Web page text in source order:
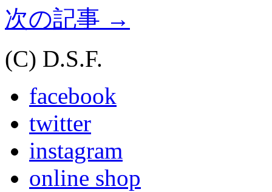
次の記事 →
(C) D.S.F.
facebook
twitter
instagram
online shop